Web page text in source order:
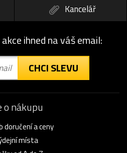
Kancelář
ihned na váš email:
CHCI SLEVU
o nákupu
doručení a ceny
místa